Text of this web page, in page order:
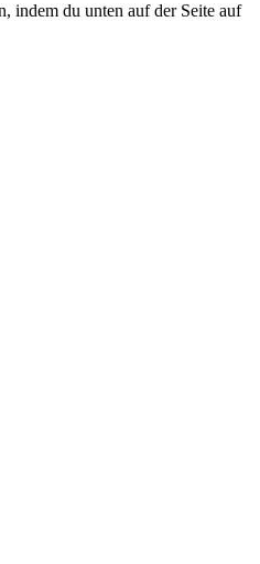
indem du unten auf der Seite auf